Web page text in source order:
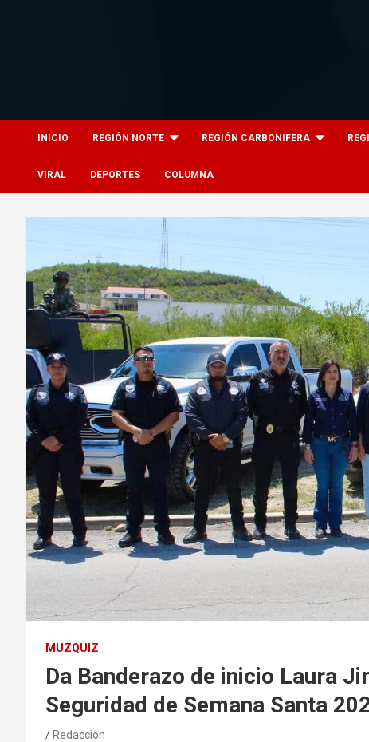
INICIO REGIÓN NORTE REGIÓN CARBONIFERA
VIRAL DEPORTES COLUMNA
MUZQUIZ
Da Banderazo de inicio Laura
Seguridad de Semana Santa
Redaccion